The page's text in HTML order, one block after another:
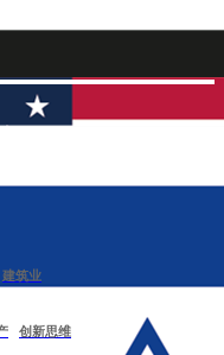
建筑业
创新思维